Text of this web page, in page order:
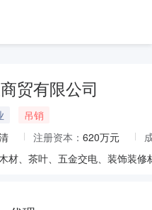
贸有限公司
吊销
注册资本： 620万元